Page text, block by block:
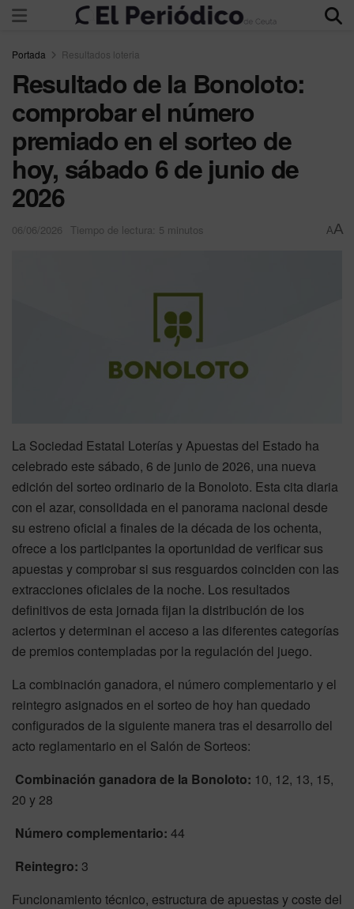
Portada Resultados loteria
Resultado de la Bonoloto:
comprobar el número
premiado en el sorteo de
hoy, sábado 6 de junio de
2026
06/06/2026 Tiempo de lectura: 5 minutos AA
La Sociedad Estatal Loterías y Apuestas del Estado ha
celebrado este sábado, 6 de junio de 2026, una nueva
edición del sorteo ordinario de la Bonoloto. Esta cita diaria
con el azar, consolidada en el panorama nacional desde
su estreno oficial a finales de la década de los ochenta,
ofrece a los participantes la oportunidad de verificar sus
apuestas y comprobar si sus resguardos coinciden con las
extracciones oficiales de la noche. Los resultados
definitivos de esta jornada fijan la distribución de los
aciertos y determinan el acceso a las diferentes categorías
de premios contempladas por la regulación del juego.
La combinación ganadora, el número complementario y el
reintegro asignados en el sorteo de hoy han quedado
configurados de la siguiente manera tras el desarrollo del
acto reglamentario en el Salón de Sorteos:
Combinación ganadora de la Bonoloto: 10, 12, 13, 15,
20 y 28
Número complementario: 44
Reintegro: 3
Funcionamiento técnico, estructura de apuestas y coste del